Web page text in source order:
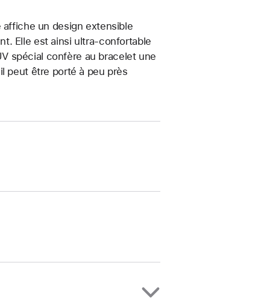
un design extensible
Elle est ainsi ultra-confortable
spécial confère au bracelet une
peut être porté à peu près